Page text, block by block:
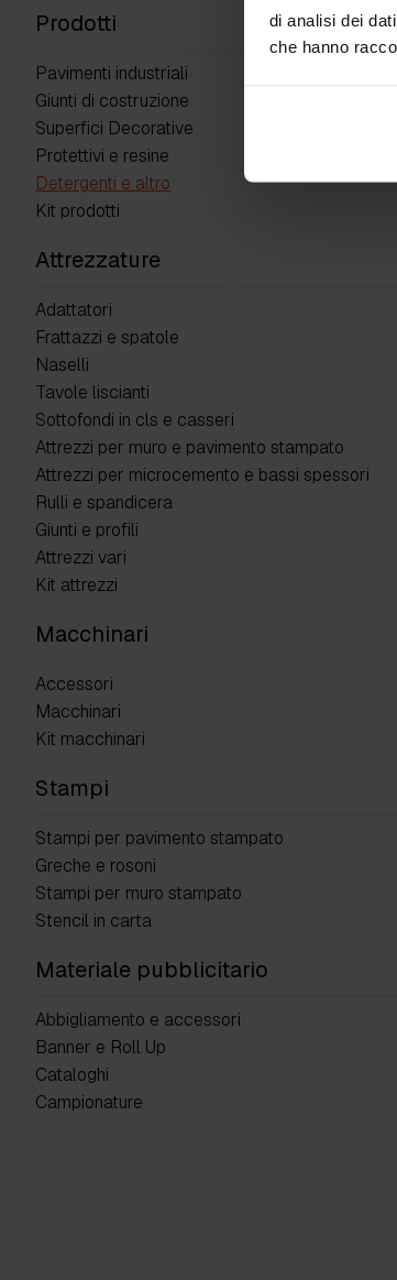
di analisi dei
che hanno
Prodotti
Pavimenti industriali
Giunti di costruzione
Superfici Decorative
Protettivi e resine
Detergenti e altro
Kit prodotti
Attrezzature
Adattatori
Frattazzi e spatole
Naselli
Tavole liscianti
Sottofondi in cls e casseri
Attrezzi per muro e pavimento stampato
Attrezzi per microcemento e bassi spessori
Rulli e spandicera
Giunti e profili
Attrezzi vari
Kit attrezzi
Macchinari
Accessori
Macchinari
Kit macchinari
Stampi
Stampi per pavimento stampato
Greche e rosoni
Stampi per muro stampato
Stencil in carta
Materiale pubblicitario
Abbigliamento e accessori
Banner e Roll Up
Cataloghi
Campionature